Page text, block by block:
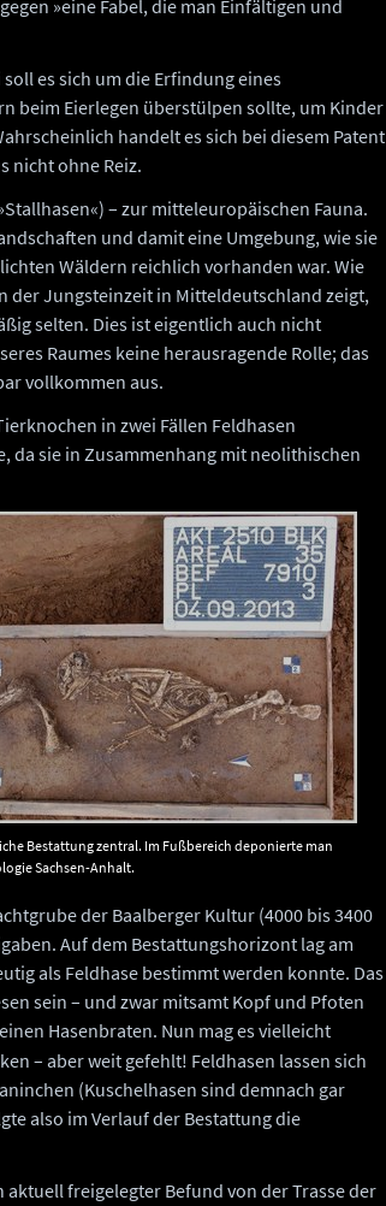
»eine Fabel, die man Einfältigen und
es sich um die Erfindung eines
beim Eierlegen überstülpen sollte, um Kinder
handelt es sich bei diesem Patent
nicht ohne Reiz.
– zur mitteleuropäischen Fauna.
und damit eine Umgebung, wie sie
Wäldern reichlich vorhanden war. Wie
der Jungsteinzeit in Mitteldeutschland zeigt,
selten. Dies ist eigentlich auch nicht
Raumes keine herausragende Rolle; das
vollkommen aus.
in zwei Fällen Feldhasen
da sie in Zusammenhang mit neolithischen
Bestattung zentral. Im Fußbereich deponierte man
Sachsen-Anhalt.
der Baalberger Kultur (4000 bis 3400
Auf dem Bestattungshorizont lag am
als Feldhase bestimmt werden konnte. Das
sein – und zwar mitsamt Kopf und Pfoten
Hasenbraten. Nun mag es vielleicht
– aber weit gefehlt! Feldhasen lassen sich
(Kuschelhasen sind demnach gar
also im Verlauf der Bestattung die
aktuell freigelegter Befund von der Trasse der